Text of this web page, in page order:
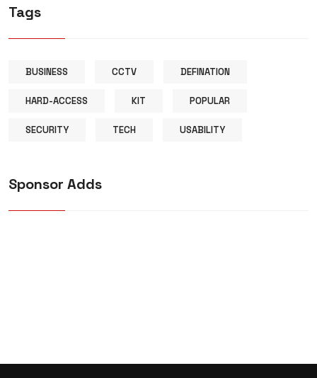
Tags
BUSINESS CCTV DEFINATION
HARD-ACCESS KIT POPULAR
SECURITY TECH USABILITY
Sponsor Adds